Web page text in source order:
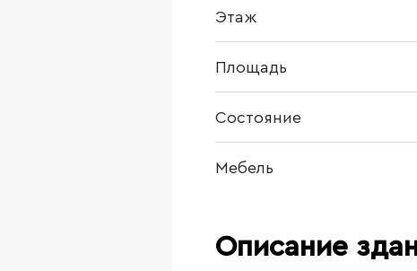
Этаж
Площадь
Состояние
Мебель
Описание